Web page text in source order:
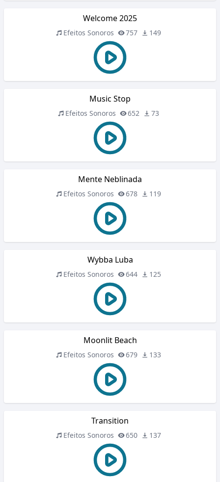
Welcome 2025
Efeitos Sonoros 757 149
Music Stop
Efeitos Sonoros 652 73
Mente Neblinada
Efeitos Sonoros 678 119
Wybba Luba
Efeitos Sonoros 644 125
Moonlit Beach
Efeitos Sonoros 679 133
Transition
Efeitos Sonoros 650 137